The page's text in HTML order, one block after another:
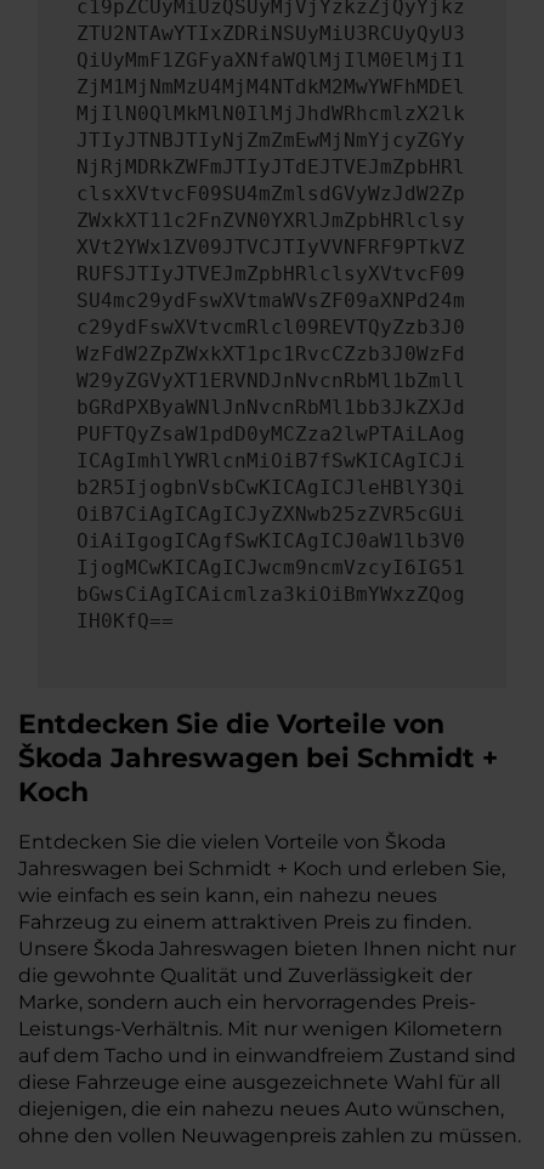
c19pZCUyMiUzQSUyMjVjYzkzZjQyYjkz
ZTU2NTAwYTIxZDRiNSUyMiU3RCUyQyU3
QiUyMmF1ZGFyaXNfaWQlMjIlM0ElMjI1
ZjM1MjNmMzU4MjM4NTdkM2MwYWFhMDEl
MjIlN0QlMkMlN0IlMjJhdWRhcmlzX2lk
JTIyJTNBJTIyNjZmZmEwMjNmYjcyZGYy
NjRjMDRkZWFmJTIyJTdEJTVEJmZpbHRl
clsxXVtvcF09SU4mZmlsdGVyWzJdW2Zp
ZWxkXT11c2FnZVN0YXRlJmZpbHRlclsy
XVt2YWx1ZV09JTVCJTIyVVNFRF9PTkVZ
RUFSJTIyJTVEJmZpbHRlclsyXVtvcF09
SU4mc29ydFswXVtmaWVsZF09aXNPd24m
c29ydFswXVtvcmRlcl09REVTQyZzb3J0
WzFdW2ZpZWxkXT1pc1RvcCZzb3J0WzFd
W29yZGVyXT1ERVNDJnNvcnRbMl1bZmll
bGRdPXByaWNlJnNvcnRbMl1bb3JkZXJd
PUFTQyZsaW1pdD0yMCZza2lwPTAiLAog
ICAgImhlYWRlcnMiOiB7fSwKICAgICJi
b2R5IjogbnVsbCwKICAgICJleHBlY3Qi
OiB7CiAgICAgICJyZXNwb25zZVR5cGUi
OiAiIgogICAgfSwKICAgICJ0aW1lb3V0
IjogMCwKICAgICJwcm9ncmVzcyI6IG51
bGwsCiAgICAicmlza3kiOiBmYWxzZQog
IH0KfQ==
Entdecken Sie die Vorteile von
Škoda Jahreswagen bei Schmidt +
Koch
Entdecken Sie die vielen Vorteile von Škoda
Jahreswagen bei Schmidt + Koch und erleben Sie,
wie einfach es sein kann, ein nahezu neues
Fahrzeug zu einem attraktiven Preis zu finden.
Unsere Škoda Jahreswagen bieten Ihnen nicht nur
die gewohnte Qualität und Zuverlässigkeit der
Marke, sondern auch ein hervorragendes Preis-
Leistungs-Verhältnis. Mit nur wenigen Kilometern
auf dem Tacho und in einwandfreiem Zustand sind
diese Fahrzeuge eine ausgezeichnete Wahl für all
diejenigen, die ein nahezu neues Auto wünschen,
ohne den vollen Neuwagenpreis zahlen zu müssen.